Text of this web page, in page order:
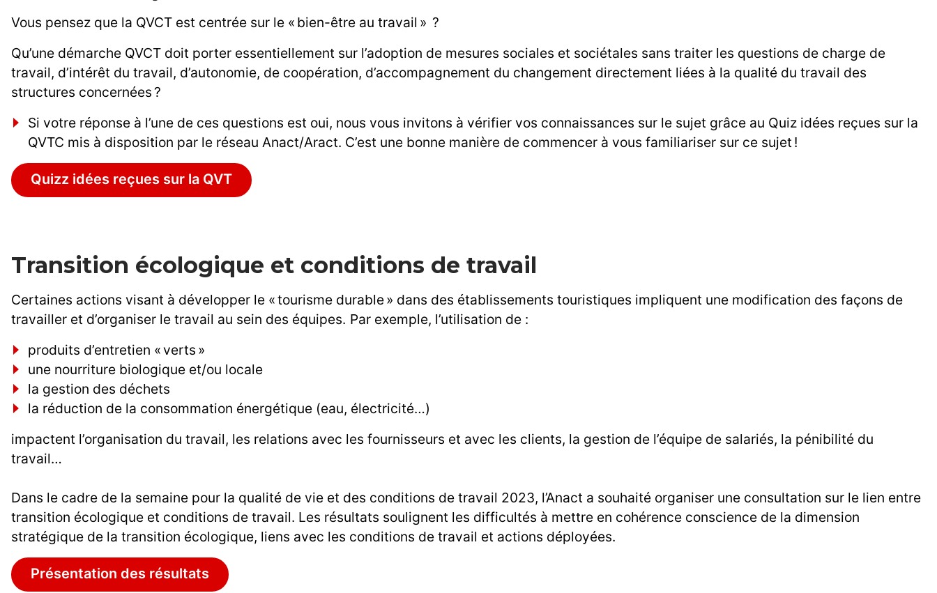
Vous pensez que la QVCT est centrée sur le « bien-être au travail » ?
Qu’une démarche QVCT doit porter essentiellement sur l’adoption de mesures sociales et sociétales sans traiter les questions de charge de
travail, d’intérêt du travail, d’autonomie, de coopération, d’accompagnement du changement directement liées à la qualité du travail des
structures concernées ?
Si votre réponse à l’une de ces questions est oui, nous vous invitons à vérifier vos connaissances sur le sujet grâce au Quiz idées reçues sur la
QVTC mis à disposition par le réseau Anact/Aract. C’est une bonne manière de commencer à vous familiariser sur ce sujet !
Quizz idées reçues sur la QVT
Transition écologique et conditions de travail
Certaines actions visant à développer le « tourisme durable » dans des établissements touristiques impliquent une modification des façons de
travailler et d’organiser le travail au sein des équipes. Par exemple, l’utilisation de :
produits d’entretien « verts »
une nourriture biologique et/ou locale
la gestion des déchets
la réduction de la consommation énergétique (eau, électricité…)
impactent l’organisation du travail, les relations avec les fournisseurs et avec les clients, la gestion de l’équipe de salariés, la pénibilité du
travail…
Dans le cadre de la semaine pour la qualité de vie et des conditions de travail 2023, l’Anact a souhaité organiser une consultation sur le lien entre
transition écologique et conditions de travail. Les résultats soulignent les difficultés à mettre en cohérence conscience de la dimension
stratégique de la transition écologique, liens avec les conditions de travail et actions déployées.
Présentation des résultats